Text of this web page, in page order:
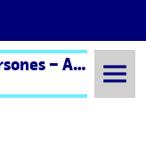
Disseny centrat en les persones – Aula 1